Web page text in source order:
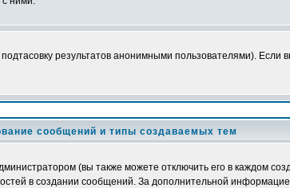
результатов анонимными пользователями). Если
сообщений и типы создаваемых тем
(вы также можете отключить его в каждом
в создании сообщений. За дополнительной